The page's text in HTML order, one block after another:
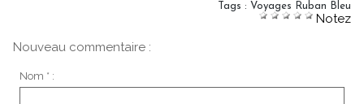
Tags : Voyages Ruban Bleu
Notez
Nouveau commentaire :
Nom * :